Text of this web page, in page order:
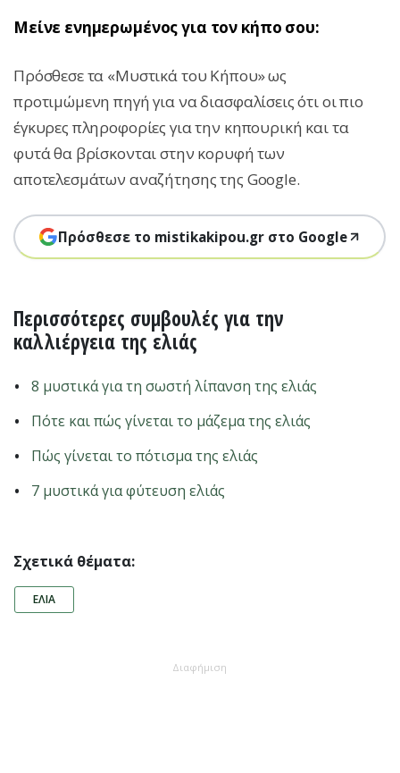
Μείνε ενημερωμένος για τον κήπο σου:
Πρόσθεσε τα «Μυστικά του Κήπου» ως
προτιμώμενη πηγή για να διασφαλίσεις ότι οι πιο
έγκυρες πληροφορίες για την κηπουρική και τα
φυτά θα βρίσκονται στην κορυφή των
αποτελεσμάτων αναζήτησης της Google.
Πρόσθεσε το mistikakipou.gr στο Google
Περισσότερες συμβουλές για την
καλλιέργεια της ελιάς
8 μυστικά για τη σωστή λίπανση της ελιάς
Πότε και πώς γίνεται το μάζεμα της ελιάς
Πώς γίνεται το πότισμα της ελιάς
7 μυστικά για φύτευση ελιάς
Σχετικά θέματα:
ΕΛΙΆ
Διαφήμιση